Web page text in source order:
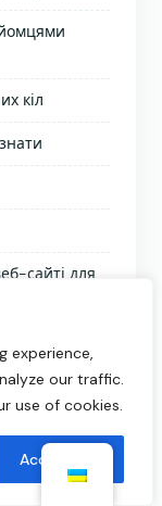
experience,
our traffic.
use of cookies.
Accept All
кіл
сайті для
знайомства